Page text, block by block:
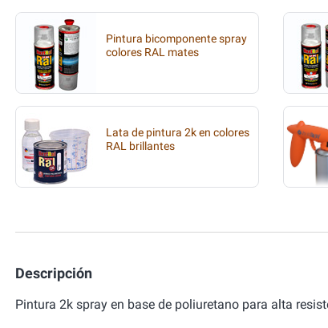
Pintura bicomponente spray
colores RAL mates
Lata de pintura 2k en colores
RAL brillantes
Descripción
Pintura 2k spray en base de poliuretano para alta